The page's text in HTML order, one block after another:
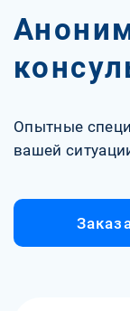
Опытные
вашей